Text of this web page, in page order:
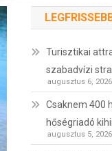
Turisztikai
szabadvízi
augusztus 6, 2026
Csaknem 400
hőségriadó
augusztus 5, 2026